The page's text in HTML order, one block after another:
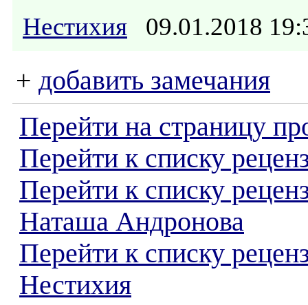
Нестихия 09.01.2018
+ добавить замечания
Перейти на страницу
Перейти к списку
Перейти к списку
Наташа Андронова
Перейти к списку
Нестихия